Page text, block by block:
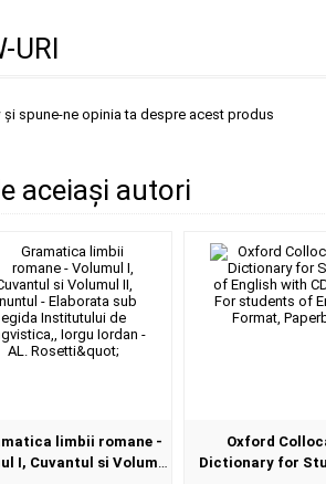
URI
și spune-ne opinia ta despre acest produs
aceiași autori
limbii romane -
I, Cuvantul si Volumul
Oxford
Dictionary for